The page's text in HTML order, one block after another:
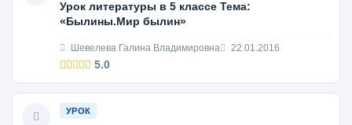
Урок литературы в 5 классе Тема:
«Былины.Мир былин»
Шевелева Галина Владимировна 22.01.2016
5.0
УРОК